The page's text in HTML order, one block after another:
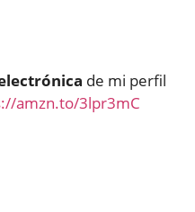
de mi perfil
amzn.to/3lpr3mC